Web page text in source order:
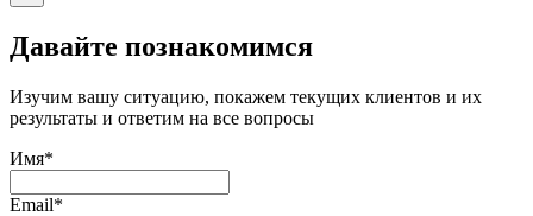
Давайте познакомимся
Изучим вашу ситуацию, покажем текущих клиентов и их
результаты и ответим на все вопросы
Имя*
Email*